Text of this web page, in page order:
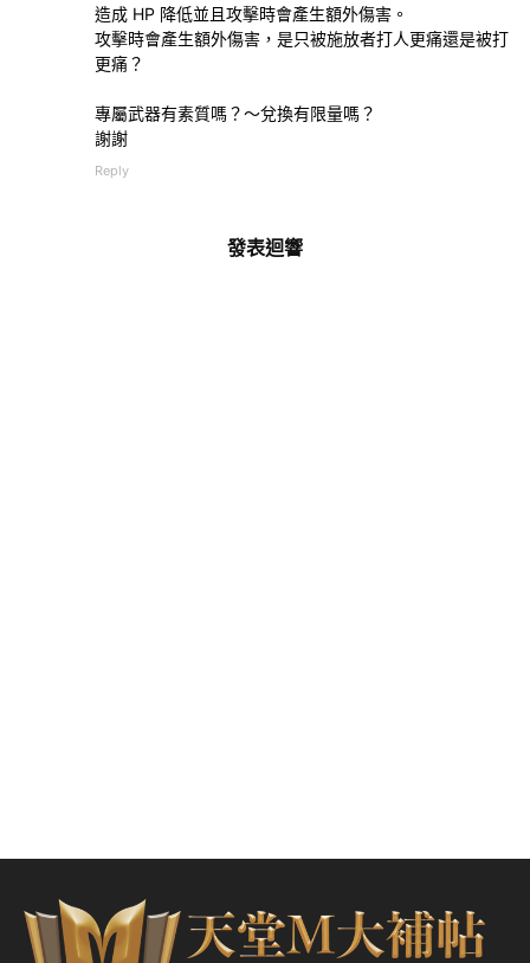
造成 HP 降低並且攻擊時會產生額外傷害。
攻擊時會產生額外傷害，是只被施放者打人更痛還是被打
更痛？
專屬武器有素質嗎？～兌換有限量嗎？
謝謝
Reply
發表迴響